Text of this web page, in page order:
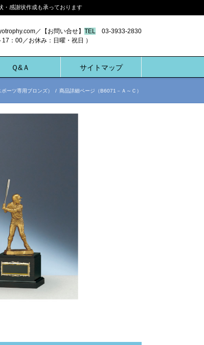
・感謝状作成も承っております
／【お問い合せ】 TEL 03-3933-2830
お休み：日曜・祝日 ）
Ｑ&Ａ サイトマップ
ーツ専用ブロンズ） / 商品詳細ページ（B6071－Ａ～Ｃ）